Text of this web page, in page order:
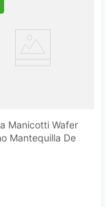
Manicotti Wafer
Mantequilla De